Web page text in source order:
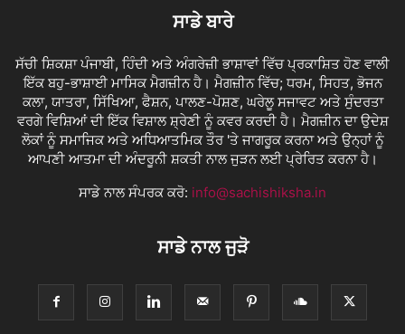
ਸਾਡੇ ਬਾਰੇ
ਸੱਚੀ ਸ਼ਿਕਸ਼ਾ ਪੰਜਾਬੀ, ਹਿੰਦੀ ਅਤੇ ਅੰਗਰੇਜ਼ੀ ਭਾਸ਼ਾਵਾਂ ਵਿੱਚ ਪ੍ਰਕਾਸ਼ਿਤ ਹੋਣ ਵਾਲੀ
ਇੱਕ ਬਹੁ-ਭਾਸ਼ਾਈ ਮਾਸਿਕ ਮੈਗਜ਼ੀਨ ਹੈ। ਮੈਗਜ਼ੀਨ ਵਿੱਚ; ਧਰਮ, ਸਿਹਤ, ਭੋਜਨ
ਕਲਾ, ਯਾਤਰਾ, ਸਿੱਖਿਆ, ਫੈਸ਼ਨ, ਪਾਲਣ-ਪੋਸ਼ਣ, ਘਰੇਲੂ ਸਜਾਵਟ ਅਤੇ ਸੁੰਦਰਤਾ
ਵਰਗੇ ਵਿਸ਼ਿਆਂ ਦੀ ਇੱਕ ਵਿਸ਼ਾਲ ਸ਼੍ਰੇਣੀ ਨੂੰ ਕਵਰ ਕਰਦੀ ਹੈ। ਮੈਗਜ਼ੀਨ ਦਾ ਉਦੇਸ਼
ਲੋਕਾਂ ਨੂੰ ਸਮਾਜਿਕ ਅਤੇ ਅਧਿਆਤਮਿਕ ਤੌਰ 'ਤੇ ਜਾਗਰੂਕ ਕਰਨਾ ਅਤੇ ਉਨ੍ਹਾਂ ਨੂੰ
ਆਪਣੀ ਆਤਮਾ ਦੀ ਅੰਦਰੂਨੀ ਸ਼ਕਤੀ ਨਾਲ ਜੁੜਨ ਲਈ ਪ੍ਰੇਰਿਤ ਕਰਨਾ ਹੈ।
ਸਾਡੇ ਨਾਲ ਸੰਪਰਕ ਕਰੋ: info@sachishiksha.in
ਸਾਡੇ ਨਾਲ ਜੁੜੋ